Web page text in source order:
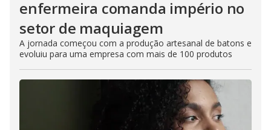
enfermeira comanda império no
setor de maquiagem
A jornada começou com a produção artesanal de batons e
evoluiu para uma empresa com mais de 100 produtos